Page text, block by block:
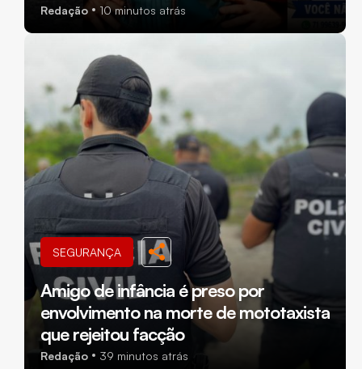
Redação 10 minutos atrás
SEGURANÇA
Amigo de infância é preso por
envolvimento na morte de mototaxista
que rejeitou facção
Redação 39 minutos atrás